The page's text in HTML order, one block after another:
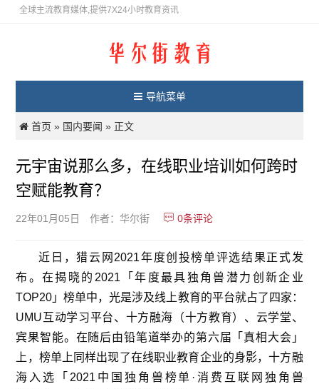
全球主流教育媒体,提供7X24小时教育资讯
导航菜单
首页 » 国内要闻 » 正文
元宇宙说那么多，在线职业培训如何跨时
空赋能教育？
22年01月05日 作者：华尔街 0条评论
近日，猎云网2021年度创投榜单评选结果正式发
布。在揭晓的2021「年度最具独角兽潜力创新企业
TOP20」榜单中，光是涉及线上教育的平台就占了四家：
UMU互动学习平台、十方融海（十方教育）、云学堂、
宾果智能。在随后由铅笔道举办的第六届「真相大会」
上，榜单上同样出现了在线职业教育企业的身影，十方融
海入选「2021中国独角兽榜单·消费互联网独角兽